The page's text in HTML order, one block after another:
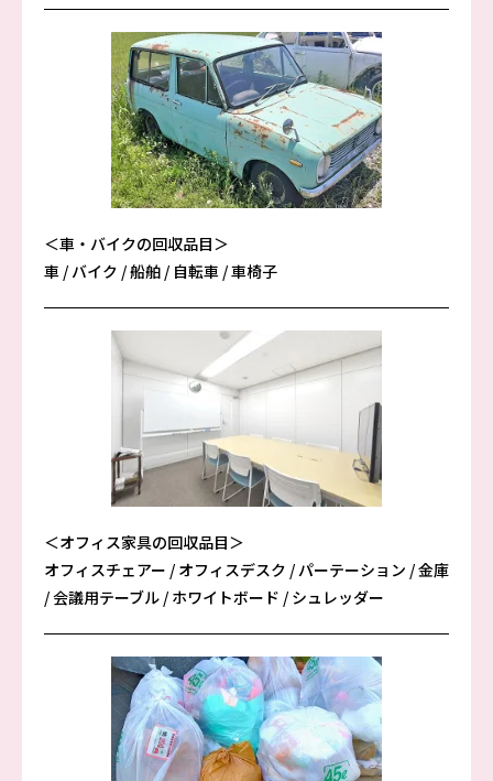
＜車・バイクの回収品目＞
車 / バイク / 船舶 / 自転車 / 車椅子
＜オフィス家具の回収品目＞
オフィスチェアー / オフィスデスク / パーテーション / 金庫
/ 会議用テーブル / ホワイトボード / シュレッダー